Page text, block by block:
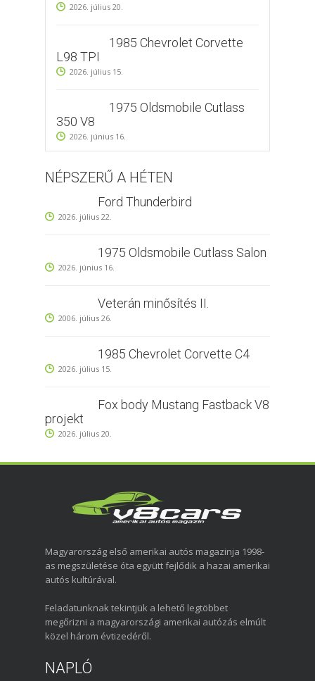
2026. július 20.
1985 Chevrolet Corvette
L98 TPI
2026. július 15.
1975 Oldsmobile Cutlass
350 V8
2026. június 16.
NÉPSZERŰ A HÉTEN
Ford Thunderbird
2026. július 22.
1975 Oldsmobile Cutlass Salon
2026. június 16.
Veterán minősítés II.
2006. július 26.
1985 Chevrolet Corvette C4
2026. július 15.
Fox body Mustang Fastback V8
projekt
2026. július 20.
Magyarország első amerikai autós magazinja 1998-
as megszületése óta együtt fejlődik a hazai amerikai
autós kultúrával.
Feladatunknak tekintjük a lehető legtöbbet
megőrizni a magyarországi amerikai autózás elmúlt
közel három évtizedéről.
NAPLÓ